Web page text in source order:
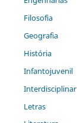
Filosofia
Geografia
História
Infantojuvenil
Interdisciplinar
Letras